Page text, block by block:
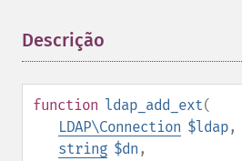
Descrição
function ldap_add_ext(
LDAP\Connection $ldap,
string $dn ,